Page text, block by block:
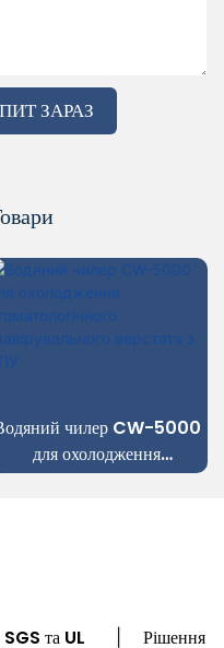
ЗАРАЗ
чилер CW-5000
для охолодження
стоматологічного
та UL Рішення